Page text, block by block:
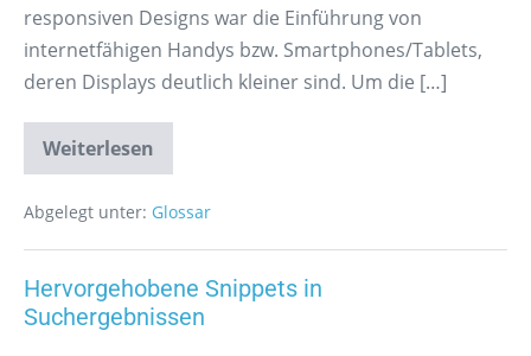
responsiven Designs war die Einführung von
internetfähigen Handys bzw. Smartphones/Tablets,
deren Displays deutlich kleiner sind. Um die […]
Weiterlesen
Abgelegt unter: Glossar
Hervorgehobene Snippets in
Suchergebnissen